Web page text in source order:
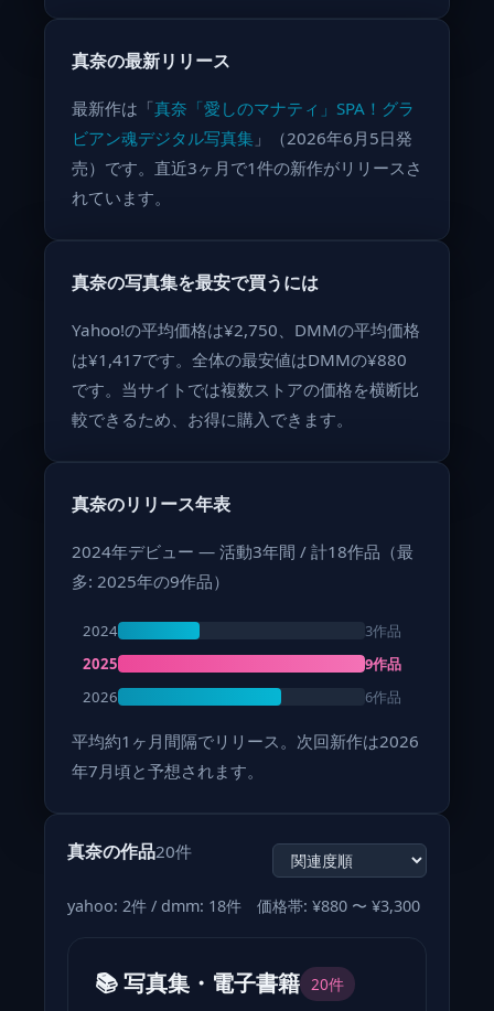
真奈の最新リリース
最新作は「真奈「愛しのマナティ」SPA！グラ
ビアン魂デジタル写真集 」（2026年6月5日発
売）です。直近3ヶ月で1件の新作がリリースさ
れています。
真奈の写真集を最安で買うには
Yahoo!の平均価格は¥2,750、DMMの平均価格
は¥1,417です。全体の最安値はDMMの¥880
です。当サイトでは複数ストアの価格を横断比
較できるため、お得に購入できます。
真奈のリリース年表
2024年デビュー — 活動3年間 / 計18作品（最
多: 2025年の9作品）
2024
3作品
2025
9作品
2026
6作品
平均約1ヶ月間隔でリリース。次回新作は2026
年7月頃と予想されます。
真奈の作品20件
yahoo: 2件 / dmm: 18件 価格帯: ¥880 〜 ¥3,300
📚 写真集・電子書籍 20件